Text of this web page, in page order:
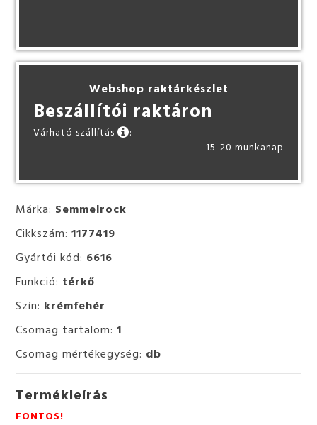
Márka: Semmelrock
Cikkszám:1177419
Gyártói kód: 6616
Funkció: térkő
Szín: krémfehér
Csomag tartalom:1
Csomag mértékegység: db
Termékleírás
FONTOS!
Webshop raktárkészlet
Beszállítói raktáron
Várható szállítás
:
15-20 munkanap